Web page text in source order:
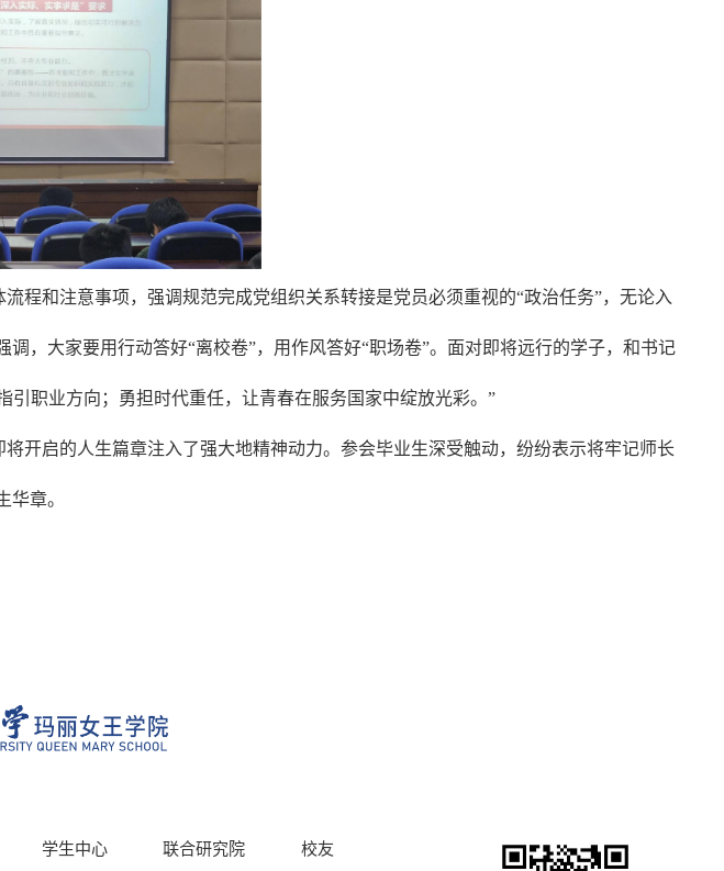
程和注意事项，强调规范完成党组织关系转接是党员必须重视的“政治任务”，无论入
，大家要用行动答好“离校卷”，用作风答好“职场卷”。面对即将远行的学子，和书记
引职业方向；勇担时代重任，让青春在服务国家中绽放光彩。”
开启的人生篇章注入了强大地精神动力。参会毕业生深受触动，纷纷表示将牢记师长
章。
学生中心 联合研究院 校友